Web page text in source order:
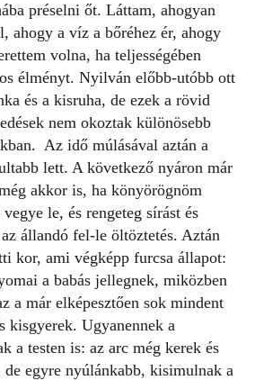
préselni őt. Láttam, ahogyan
ahogy a víz a bőréhez ér, ahogy
volna, ha teljességében
élményt. Nyilván előbb-utóbb ott
és a kisruha, de ezek a rövid
nem okoztak különösebb
Az idő múlásával aztán a
lett. A következő nyáron már
akkor is, ha könyörögnöm
le, és rengeteg sírást és
állandó fel-le öltöztetés. Aztán
kor, ami végképp furcsa állapot:
a babás jellegnek, miközben
a már elképesztően sok mindent
kisgyerek. Ugyanennek a
a testen is: az arc még kerek és
egyre nyúlánkabb, kisimulnak a